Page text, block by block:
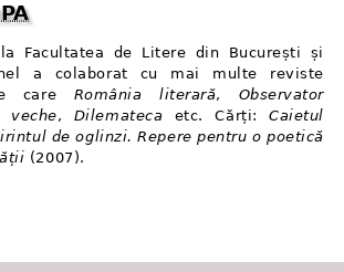
Facultatea de Litere din București și
a colaborat cu mai multe reviste
care România literară, Observator
veche, Dilemateca etc. Cărți:Caietul
de oglinzi. Repere pentru o poetică
(2007).